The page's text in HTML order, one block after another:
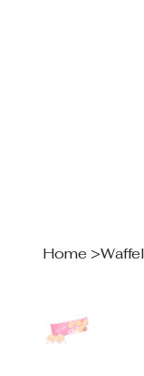
Home >